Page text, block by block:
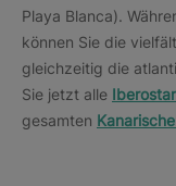
Playa Blanca).
können Sie die
gleichzeitig die
Sie jetzt alle
gesamten